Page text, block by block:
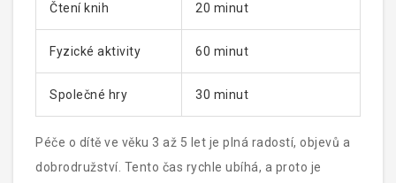
Čtení knih 20 minut
Fyzické aktivity 60 minut
Společné hry 30 minut
Péče o dítě ve věku 3 až 5 let je plná radostí, objevů a
dobrodružství. Tento čas rychle ubíhá, a proto je